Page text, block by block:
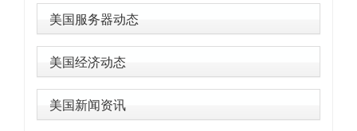
美国服务器动态
美国经济动态
美国新闻资讯